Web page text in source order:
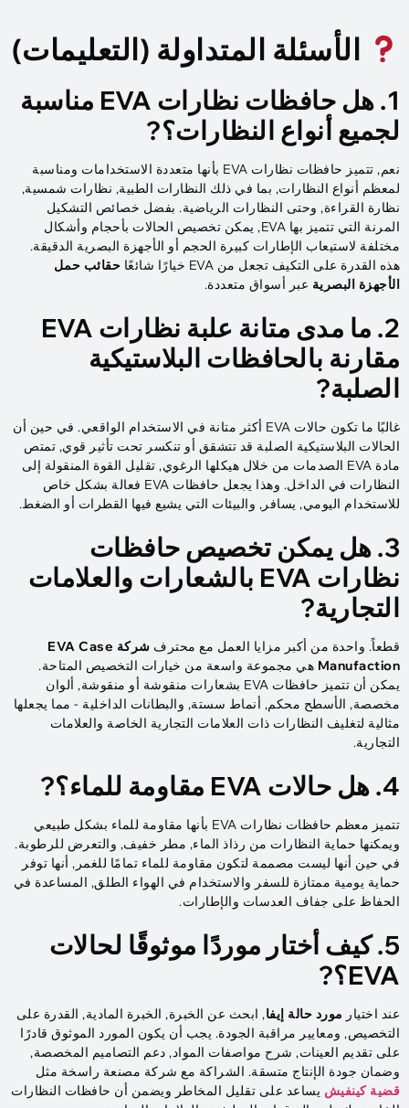
الأسئلة المتداولة (التعليمات)
1. هل حافظات نظارات EVA مناسبة
لجميع أنواع النظارات؟?
نعم, تتميز حافظات نظارات EVA بأنها متعددة الاستخدامات ومناسبة
لمعظم أنواع النظارات, بما في ذلك النظارات الطبية, نظارات شمسية,
نظارة القراءة, وحتى النظارات الرياضية. بفضل خصائص التشكيل
المرنة التي تتميز بها EVA, يمكن تخصيص الحالات بأحجام وأشكال
مختلفة لاستيعاب الإطارات كبيرة الحجم أو الأجهزة البصرية الدقيقة.
هذه القدرة على التكيف تجعل من EVA خيارًا شائعًا
حقائب حمل
الأجهزة البصرية عبر أسواق متعددة.
2. ما مدى متانة علبة نظارات EVA
مقارنة بالحافظات البلاستيكية
الصلبة?
غالبًا ما تكون حالات EVA أكثر متانة في الاستخدام الواقعي. في حين أن
الحالات البلاستيكية الصلبة قد تتشقق أو تنكسر تحت تأثير قوي, تمتص
مادة EVA الصدمات من خلال هيكلها الرغوي, تقليل القوة المنقولة إلى
النظارات في الداخل. وهذا يجعل حافظات EVA فعالة بشكل خاص
للاستخدام اليومي, يسافر, والبيئات التي يشيع فيها القطرات أو الضغط.
3. هل يمكن تخصيص حافظات
نظارات EVA بالشعارات والعلامات
التجارية?
قطعاً. واحدة من أكبر مزايا العمل مع محترف
شركة EVA Case
Manufaction هي مجموعة واسعة من خيارات التخصيص المتاحة.
يمكن أن تتميز حافظات EVA بشعارات منقوشة أو منقوشة, ألوان
مخصصة, الأسطح محكم, أنماط سستة, والبطانات الداخلية - مما يجعلها
مثالية لتغليف النظارات ذات العلامات التجارية الخاصة والعلامات
التجارية.
4. هل حالات EVA مقاومة للماء؟?
تتميز معظم حافظات نظارات EVA بأنها مقاومة للماء بشكل طبيعي
ويمكنها حماية النظارات من رذاذ الماء, مطر خفيف, والتعرض للرطوبة.
في حين أنها ليست مصممة لتكون مقاومة للماء تمامًا للغمر, أنها توفر
حماية يومية ممتازة للسفر والاستخدام في الهواء الطلق, المساعدة في
الحفاظ على جفاف العدسات والإطارات.
5. كيف أختار موردًا موثوقًا لحالات
EVA؟?
عند اختيار مورد حالة إيفا, ابحث عن الخبرة, الخبرة المادية, القدرة على
التخصيص, ومعايير مراقبة الجودة. يجب أن يكون المورد الموثوق قادرًا
على تقديم العينات, شرح مواصفات المواد, دعم التصاميم المخصصة,
وضمان جودة الإنتاج متسقة. الشراكة مع شركة مصنعة راسخة مثل
قضية كينفيش يساعد على تقليل المخاطر ويضمن أن حافظات النظارات